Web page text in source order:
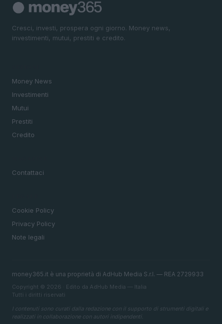
Cresci, investi, prospera ogni giorno. Money news,
investimenti, mutui, prestiti e credito.
Money News
Investimenti
Mutui
Prestiti
Credito
Contattaci
Cookie Policy
Privacy Policy
Note legali
money365.it è una proprietà di AdHub Media S.r.l. — REA 2729933
Copyright © 2026 · Edito da AdHub Media — Italia
Tutti i diritti riservati
I contenuti sono curati dalla redazione con il supporto di strumenti digitali e
realizzati in collaborazione con autori indipendenti.